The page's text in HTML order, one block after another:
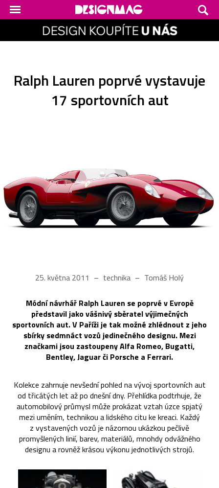
Ralph Lauren poprvé vystavuje
17 sportovních aut
25. května 2011 technika Tomáš Holý
Módní návrhář Ralph Lauren se poprvé v Evropě
představil jako vášnivý sběratel výjimečných
sportovních aut. V Paříži je tak možné zhlédnout z jeho
sbírky sedmnáct vozů jedinečného designu. Mezi
značkami jsou zastoupeny Alfa Romeo, Bugatti,
Bentley, Jaguar či Porsche a Ferrari.
Kolekce zahrnuje nevšední pohled na vývoj sportovních aut
od třicátých let až po dnešní dny. Přehlídka podtrhuje, že
automobilový průmysl může prokázat vztah úzce spjatý
mezi uměním, technikou a lidského citu ke kreaci. Každý
z vystavených vozů je názornou ukázkou pečlivě
promyšlených linií, barev, materiálů, mnohdy odvážného
designu a rovněž krásou výkonu jednotlivých strojů.